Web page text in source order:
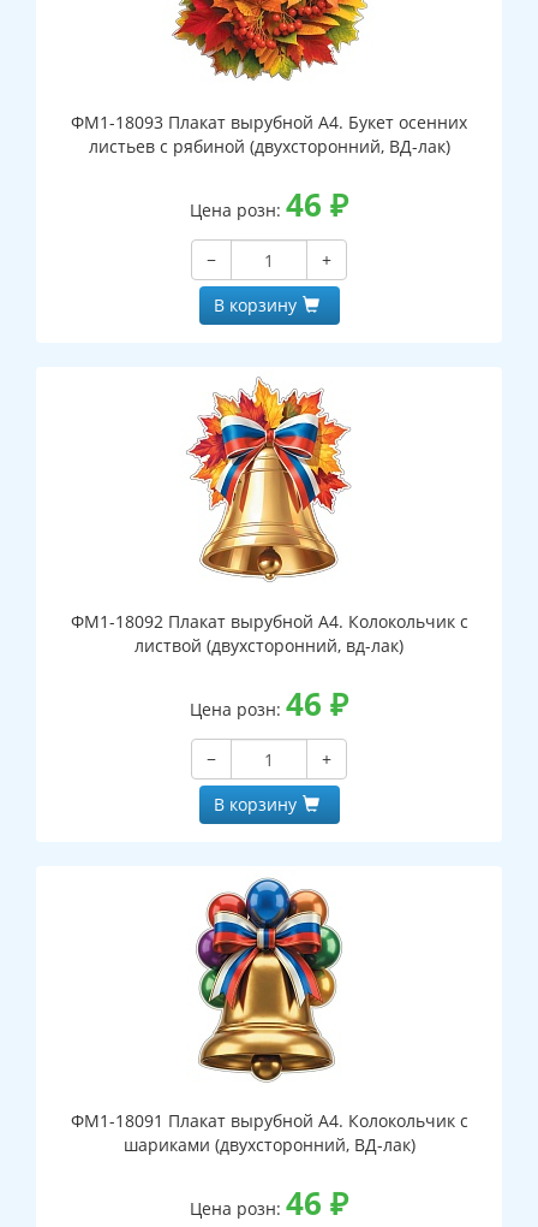
ФМ1-18093 Плакат вырубной А4. Букет осенних
листьев с рябиной (двухсторонний, ВД-лак)
Цена розн: 46 ₽
−
+
В корзину
ФМ1-18092 Плакат вырубной А4. Колокольчик с
листвой (двухсторонний, вд-лак)
Цена розн: 46 ₽
−
+
В корзину
ФМ1-18091 Плакат вырубной А4. Колокольчик с
шариками (двухсторонний, ВД-лак)
Цена розн: 46 ₽